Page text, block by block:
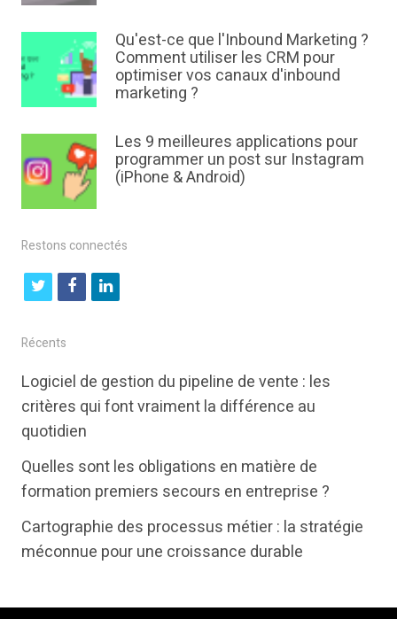
Qu'est-ce que l'Inbound Marketing ?
Comment utiliser les CRM pour
optimiser vos canaux d'inbound
marketing ?
Les 9 meilleures applications pour
programmer un post sur Instagram
(iPhone & Android)
Restons connectés
t
i
t
t
e
f
b
o
k
l
e
i
n
Récents
Logiciel de gestion du pipeline de vente : les
critères qui font vraiment la différence au
quotidien
Quelles sont les obligations en matière de
formation premiers secours en entreprise ?
Cartographie des processus métier : la stratégie
méconnue pour une croissance durable